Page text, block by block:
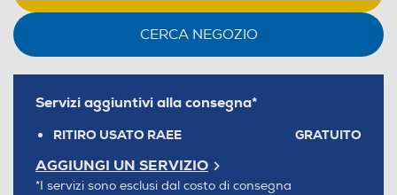
CERCA NEGOZIO
Servizi aggiuntivi alla consegna*
RITIRO USATO RAEE GRATUITO
AGGIUNGI UN SERVIZIO
*I servizi sono esclusi dal costo di consegna